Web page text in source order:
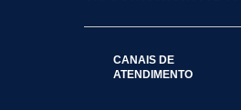
CANAIS DE
ATENDIMENTO